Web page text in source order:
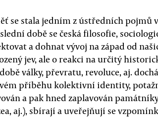
se stala jedním z ústředních
době se česká filosofie,
a dohnat vývoj na západ od
jev, ale o reakci na určitý
války, převratu, revoluce, aj.
příběhu kolektivní identity,
a pak hned zaplavován
aj.), sbírají a uveřejňují se